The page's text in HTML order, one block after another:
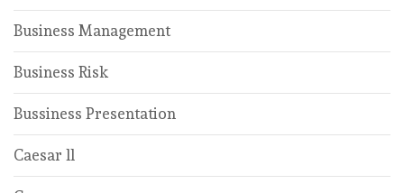
Business Management
Business Risk
Bussiness Presentation
Caesar ll